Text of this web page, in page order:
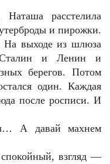
расстелила
и пирожки.
выходе из шлюза
Сталин и Ленин и
берегов. Потом
один. Каждая
после росписи. И
А давай махнем
взгляд —